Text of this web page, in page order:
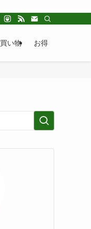
買い物 お得